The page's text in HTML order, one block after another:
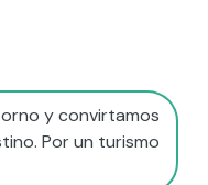
y convirtamos
Por un turismo